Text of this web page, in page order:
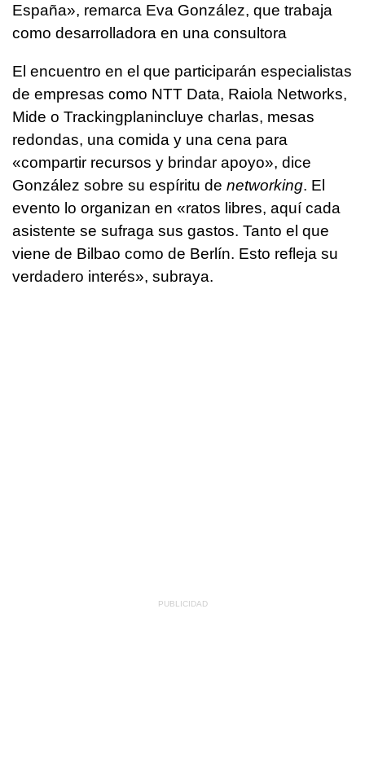
España», remarca Eva González, que trabaja
como desarrolladora en una consultora
El encuentro en el que participarán especialistas
de empresas como NTT Data, Raiola Networks,
Mide o Trackingplanincluye charlas, mesas
redondas, una comida y una cena para
«compartir recursos y brindar apoyo», dice
González sobre su espíritu de networking. El
evento lo organizan en «ratos libres, aquí cada
asistente se sufraga sus gastos. Tanto el que
viene de Bilbao como de Berlín. Esto refleja su
verdadero interés», subraya.